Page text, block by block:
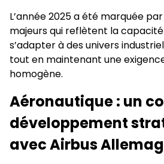
L’année 2025 a été marquée
majeurs qui reflètent la capacité
s’adapter à des univers
tout en maintenant une
homogène.
Aéronautique : un
développement
avec Airbus